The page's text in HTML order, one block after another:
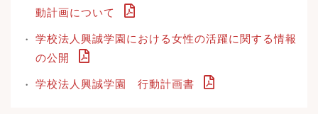
動計画について
学校法人興誠学園における女性の活躍に関する情報
の公開
学校法人興誠学園 行動計画書